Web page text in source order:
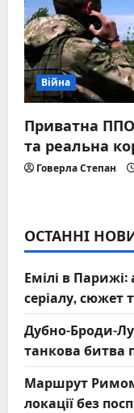
Війна
Приватна ППО
та реальна
Говерла Степан
ОСТАННІ
Емілі в
серіалу, сюжет
Дубно-Броди-
танкова битва
Маршрут Римом
локації без